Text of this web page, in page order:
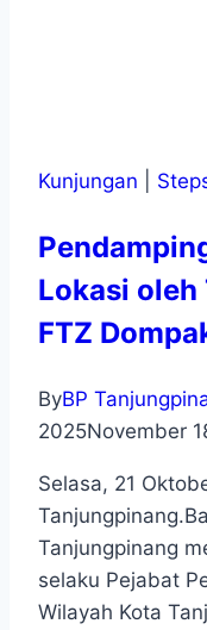
Kunjungan
Lokasi oleh
FTZ
ByBP
2025November
Selasa, 21
Tanjungpinang
selaku Pejabat
Wilayah Kota